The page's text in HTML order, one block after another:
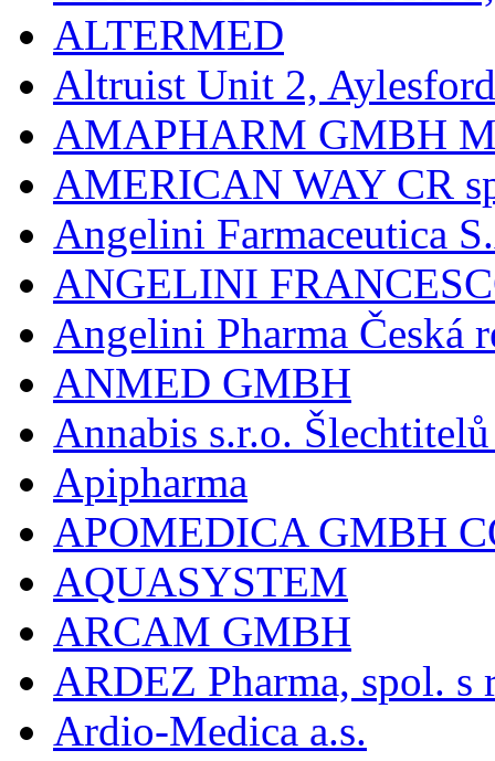
ALTERMED
Altruist Unit 2, Aylesford
AMAPHARM GMBH
AMERICAN WAY CR
Angelini Farmaceutica
ANGELINI
Angelini Pharma Česká
ANMED GMBH
Annabis s.r.o.
Apipharma
APOMEDICA GMBH
AQUASYSTEM
ARCAM GMBH
ARDEZ Pharma, spol. s
Ardio-Medica a.s.